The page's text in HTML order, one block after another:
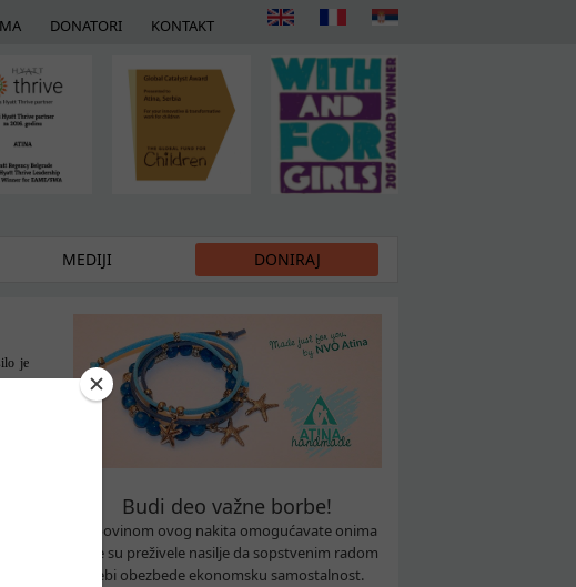
DONATORI KONTAKT
MEDIJI DONIRAJ
je
i
Budi deo važne borbe!
Kupovinom ovog nakita omogućavate onima
koje su preživele nasilje da sopstvenim radom
sebi obezbede ekonomsku samostalnost.